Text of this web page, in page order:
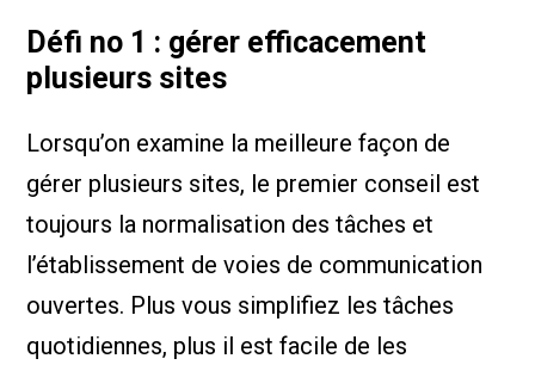
Défi no 1 : gérer efficacement
plusieurs sites
Lorsqu’on examine la meilleure façon de
gérer plusieurs sites, le premier conseil est
toujours la normalisation des tâches et
l’établissement de voies de communication
ouvertes. Plus vous simplifiez les tâches
quotidiennes, plus il est facile de les